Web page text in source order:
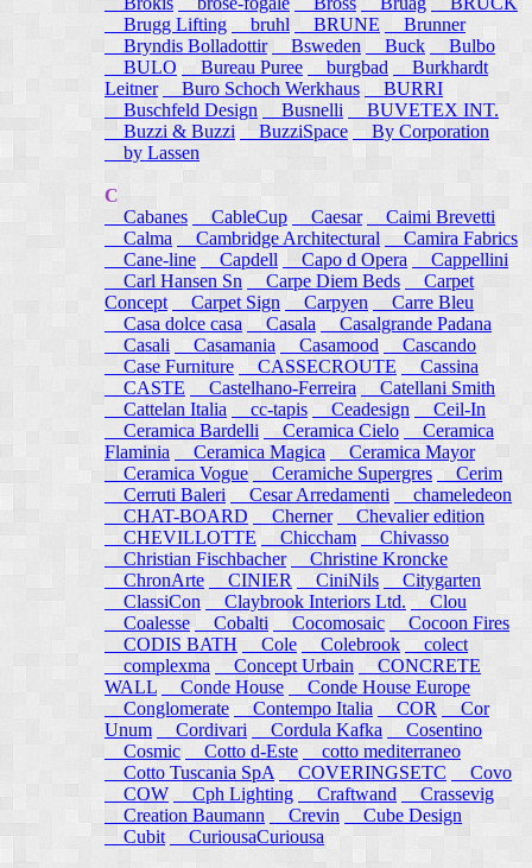
Brugg Lifting
bruhl BRUNE
Brunner
Bryndis Bolladottir
Bsweden Buck
Bulbo
BULO
Bureau Puree burgbad
Burkhardt
Leitner
Buro Schoch Werkhaus
BURRI
Buschfeld Design
Busnelli
BUVETEX INT.
Buzzi & Buzzi
BuzziSpace By Corporation
by Lassen
C
Cabanes
CableCup Caesar
Caimi Brevetti
Calma
Cambridge Architectural
Camira Fabrics
Cane-line
Capdell Capo d Opera
Cappellini
Carl Hansen Sn
Carpe Diem Beds
Carpet
Concept
Carpet Sign Carpyen
Carre Bleu
Casa dolce casa
Casala
Casalgrande Padana
Casali
Casamania Casamood
Cascando
Case Furniture
CASSECROUTE
Cassina
CASTE
Castelhano-Ferreira
Catellani Smith
Cattelan Italia
cc-tapis Ceadesign
Ceil-In
Ceramica Bardelli
Ceramica Cielo
Ceramica
Flaminia
Ceramica Magica
Ceramica Mayor
Ceramica Vogue
Ceramiche Supergres Cerim
Cerruti Baleri
Cesar Arredamenti
chameledeon
CHAT-BOARD
Cherner
Chevalier edition
CHEVILLOTTE
Chiccham
Chivasso
Christian Fischbacher
Christine Kroncke
ChronArte
CINIER CiniNils
Citygarten
ClassiCon
Claybrook Interiors Ltd.
Clou
Coalesse
Cobalti Cocomosaic
Cocoon Fires
CODIS BATH
Cole Colebrook
colect
complexma
Concept Urbain
CONCRETE
WALL
Conde House
Conde House Europe
Conglomerate
Contempo Italia COR
Cor
Unum
Cordivari Cordula Kafka
Cosentino
Cosmic
Cotto d-Este
cotto mediterraneo
Cotto Tuscania SpA
COVERINGSETC
Covo
COW
Cph Lighting Craftwand
Crassevig
Creation Baumann
Crevin
Cube Design
Cubit
CuriousaCuriousa